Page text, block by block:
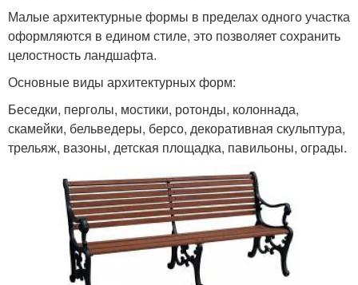
Малые архитектурные формы в пределах одного участка
оформляются в едином стиле, это позволяет сохранить
целостность ландшафта.
Основные виды архитектурных форм:
Беседки, перголы, мостики, ротонды, колоннада,
скамейки, бельведеры, берсо, декоративная скульптура,
трельяж, вазоны, детская площадка, павильоны, ограды.